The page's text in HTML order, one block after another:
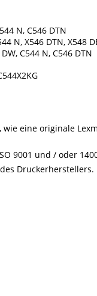
N, C546 DTN
N, X546 DTN, X548
C544 N, C546 DTN
wie eine originale
9001 und / oder